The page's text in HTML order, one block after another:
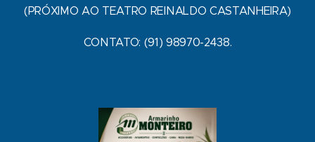
(PRÓXIMO AO TEATRO REINALDO CASTANHEIRA)
CONTATO: (91) 98970-2438.